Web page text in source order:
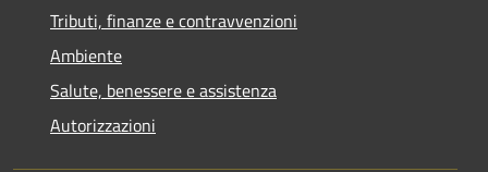
Tributi, finanze e contravvenzioni
Ambiente
Salute, benessere e assistenza
Autorizzazioni